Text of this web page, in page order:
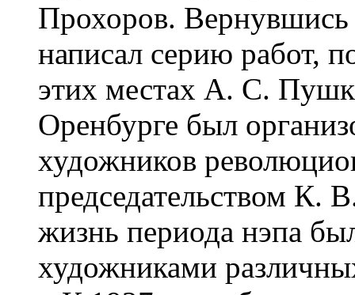
Прохоров. Вернувшись
написал серию работ,
этих местах А. С.
Оренбурге был
художников
председательством К.
жизнь периода нэпа
художниками